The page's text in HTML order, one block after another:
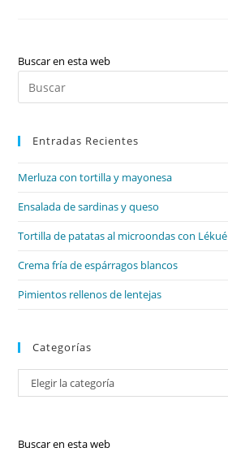
La
Fuertes/débiles,
Y
Verbos
Presente
Sílabas
Separación,
Diptongos,
Antonimia,
Los
Personajes,
L
Buscar en esta web
Entradas Recientes
Merluza con tortilla y mayonesa
Ensalada de sardinas y queso
Tortilla de patatas al microondas con Lékué
Crema fría de espárragos blancos
Pimientos rellenos de lentejas
Categorías
Categorías
Elegir la categoría
Buscar en esta web